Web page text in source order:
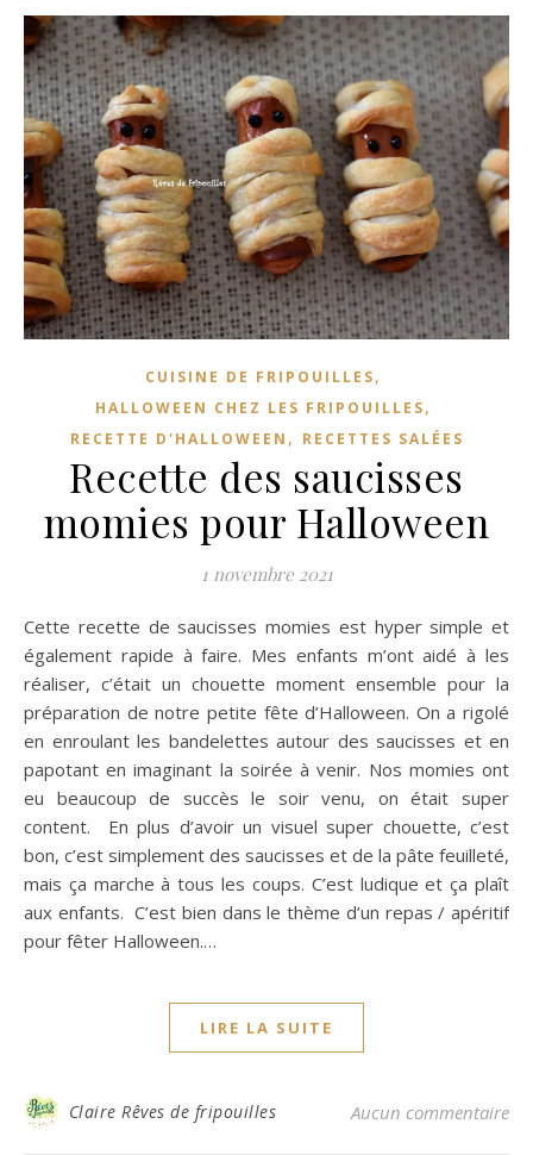
CUISINE DE FRIPOUILLES,
HALLOWEEN CHEZ LES FRIPOUILLES,
RECETTE D'HALLOWEEN , RECETTES SALÉES
Recette des saucisses
momies pour Halloween
1 novembre 2021
Cette recette de saucisses momies est hyper simple et
également rapide à faire. Mes enfants m’ont aidé à les
réaliser, c’était un chouette moment ensemble pour la
préparation de notre petite fête d’Halloween. On a rigolé
en enroulant les bandelettes autour des saucisses et en
papotant en imaginant la soirée à venir. Nos momies ont
eu beaucoup de succès le soir venu, on était super
content. En plus d’avoir un visuel super chouette, c’est
bon, c’est simplement des saucisses et de la pâte feuilleté,
mais ça marche à tous les coups. C’est ludique et ça plaît
aux enfants. C’est bien dans le thème d’un repas / apéritif
pour fêter Halloween.…
LIRE LA SUITE
Claire Rêves de fripouilles Aucun commentaire